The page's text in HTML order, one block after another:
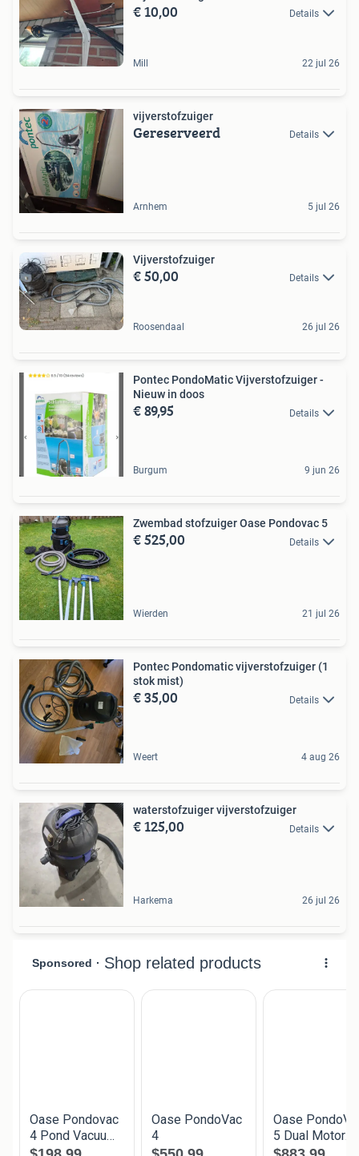
€ 10,00 Details
Mill 22 jul 26
vijverstofzuiger
Gereserveerd Details
Arnhem 5 jul 26
Vijverstofzuiger
€ 50,00 Details
Roosendaal 26 jul 26
Pontec PondoMatic Vijverstofzuiger -
Nieuw in doos
€ 89,95 Details
Burgum 9 jun 26
Zwembad stofzuiger Oase Pondovac 5
€ 525,00 Details
Wierden 21 jul 26
Pontec Pondomatic vijverstofzuiger (1
stok mist)
€ 35,00 Details
Weert 4 aug 26
waterstofzuiger vijverstofzuiger
€ 125,00 Details
Harkema 26 jul 26